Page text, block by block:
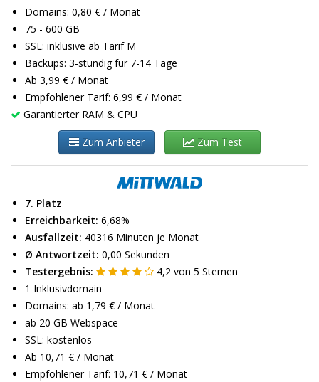
Domains: 0,80 € / Monat
75 - 600 GB
SSL: inklusive ab Tarif M
Backups: 3-stündig für 7-14 Tage
Ab 3,99 € / Monat
Empfohlener Tarif: 6,99 € / Monat
Garantierter RAM & CPU
Zum Anbieter Zum Test
7. Platz
Erreichbarkeit: 6,68%
Ausfallzeit: 40316 Minuten je Monat
Ø Antwortzeit: 0,00 Sekunden
Testergebnis:
4,2 von 5 Sternen
1 Inklusivdomain
Domains: ab 1,79 € / Monat
ab 20 GB Webspace
SSL: kostenlos
Ab 10,71 € / Monat
Empfohlener Tarif: 10,71 € / Monat